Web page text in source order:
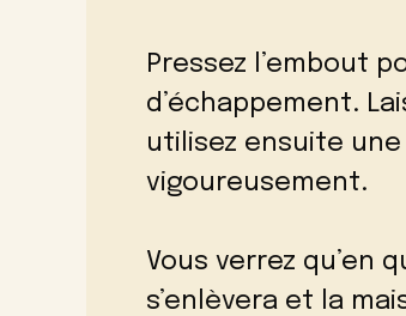
Pressez l’embout
d’échappement.
utilisez ensuite une
vigoureusement.
Vous verrez qu’en
s’enlèvera et la